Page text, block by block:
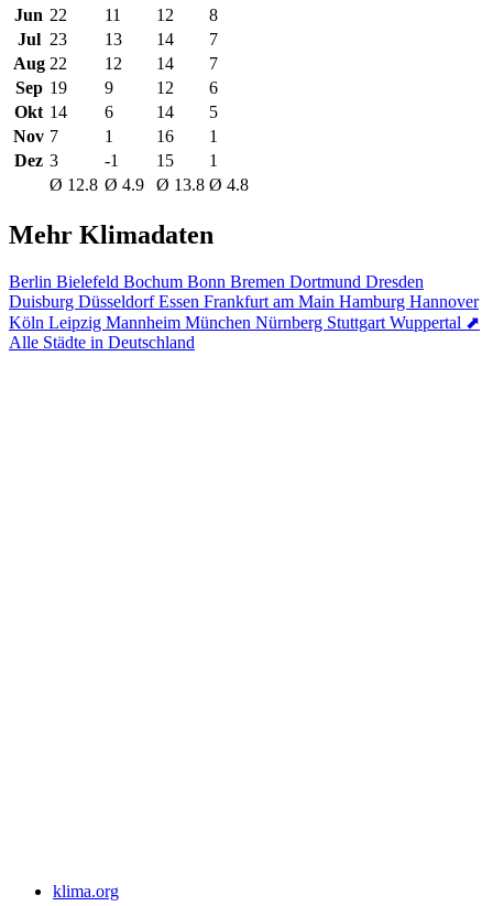
Jun 22 11 12
8
Jul 23 13 14
7
Aug 22 12 14
7
Sep 19 9 12
6
Okt 14 6 14
5
Nov 7 1 16
1
Dez 3 -1 15
1
Ø 12.8 Ø 4.9 Ø 13.8 Ø 4.8
Mehr Klimadaten
Berlin Bielefeld Bochum Bonn Bremen Dortmund Dresden
Duisburg DüsseldorfEssen Frankfurt am Main Hamburg Hannover
Köln Leipzig Mannheim München Nürnberg Stuttgart Wuppertal ⬈
Alle Städte in Deutschland
klima.org